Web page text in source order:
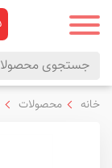
محصولات
خانه محصولات